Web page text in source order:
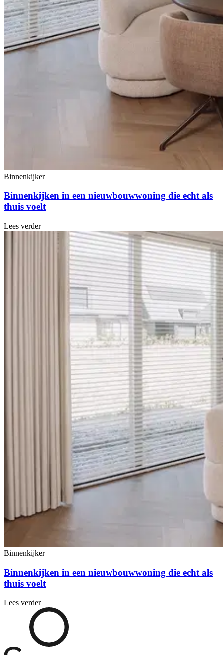
Binnenkijker
Binnenkijken in een nieuwbouwwoning die echt als
thuis voelt
Lees verder
Binnenkijker
Binnenkijken in een nieuwbouwwoning die echt als
thuis voelt
Lees verder